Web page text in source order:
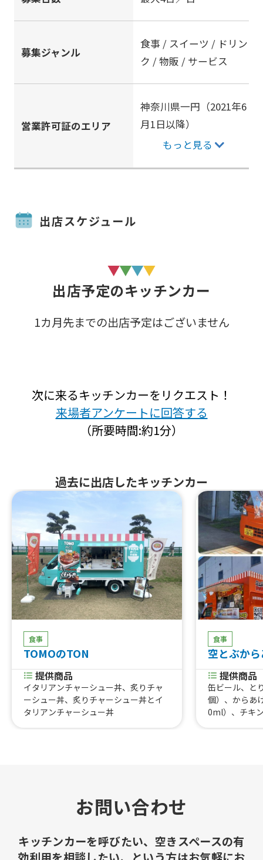
募集ジャンル
食事 / スイーツ / ドリン
ク / 物販 / サービス
営業許可証のエリア
神奈川県一円（2021年6
月1日以降）
もっと見る
出店スケジュール
出店予定のキッチンカー
1カ月先までの出店予定はございません
次に来るキッチンカーをリクエスト！
来場者アンケートに回答する
（所要時間:約1分）
過去に出店したキッチンカー
食事
TOMOのTON
提供商品
イタリアンチャーシュー丼、炙りチャ
ーシュー丼、炙りチャーシュー丼とイ
タリアンチャーシュー丼
食事
空とぶか
提供商品
缶ビール、と
個）、からあ
0ml）、チキ
お問い合わせ
キッチンカーを呼びたい、空きスペースの有